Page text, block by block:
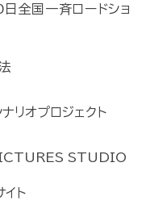
全国一斉ロードショ
リオプロジェクト
STUDIO
ト